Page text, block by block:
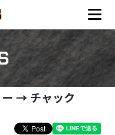
ー → チャック